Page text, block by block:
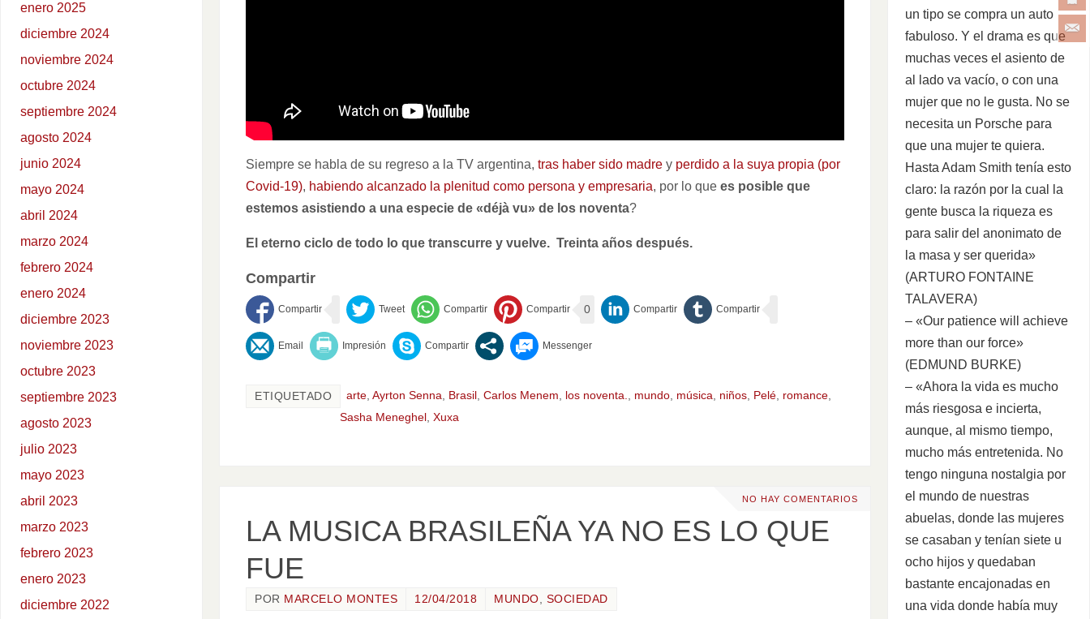
Siempre se habla de su regreso a la TV argentina, tras haber sido madre y perdido a la suya propia (por
Covid-19), habiendo alcanzado la plenitud como persona y empresaria, por lo que es posible que
estemos asistiendo a una especie de «déjà vu» de los noventa?
El eterno ciclo de todo lo que transcurre y vuelve. Treinta años después.
Compartir
0
ETIQUETADO arte, Ayrton Senna, Brasil , Carlos Menem, los noventa., mundo, música, niños, Pelé, romance,
Sasha Meneghel , Xuxa
NO HAY COMENTARIOS
LA MUSICA BRASILEÑA YA NO ES LO QUE
FUE
POR MARCELO MONTES 12/04/2018 MUNDO SOCIEDAD
enero 2025
diciembre 2024
noviembre 2024
octubre 2024
septiembre 2024
agosto 2024
junio 2024
mayo 2024
abril 2024
marzo 2024
febrero 2024
enero 2024
diciembre 2023
noviembre 2023
octubre 2023
septiembre 2023
agosto 2023
julio 2023
mayo 2023
abril 2023
marzo 2023
febrero 2023
enero 2023
diciembre 2022
un tipo se compra un auto
fabuloso. Y el drama es que
muchas veces el asiento de
al lado va vacío, o con una
mujer que no le gusta. No se
necesita un Porsche para
que una mujer te quiera.
Hasta Adam Smith tenía esto
claro: la razón por la cual la
gente busca la riqueza es
para salir del anonimato de
la masa y ser querida»
(ARTURO FONTAINE
TALAVERA)
– «Our patience will achieve
more than our force»
(EDMUND BURKE)
– «Ahora la vida es mucho
más riesgosa e incierta,
aunque, al mismo tiempo,
mucho más entretenida. No
tengo ninguna nostalgia por
el mundo de nuestras
abuelas, donde las mujeres
se casaban y tenían siete u
ocho hijos y quedaban
bastante encajonadas en
una vida donde había muy